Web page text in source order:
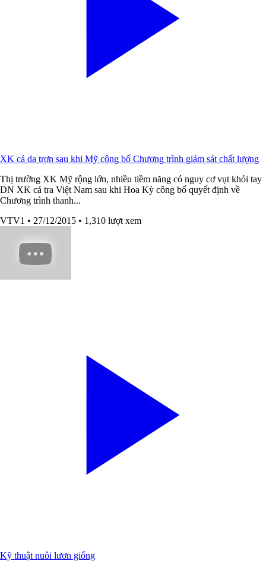
XK cá da trơn sau khi Mỹ công bố Chương trình giám sát chất lượng
Thị trường XK Mỹ rộng lớn, nhiều tiềm năng có nguy cơ vụt khỏi tay
DN XK cá tra Việt Nam sau khi Hoa Kỳ công bố quyết định về
Chương trình thanh...
VTV1 • 27/12/2015 • 1,310 lượt xem
Kỹ thuật nuôi lươn giống